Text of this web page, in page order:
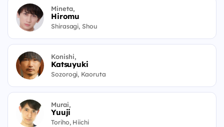
Mineta,
Hiromu
Shirasagi, Shou
Konishi,
Katsuyuki
Sozorogi, Kaoruta
Murai,
Yuuji
Toriho, Hiichi